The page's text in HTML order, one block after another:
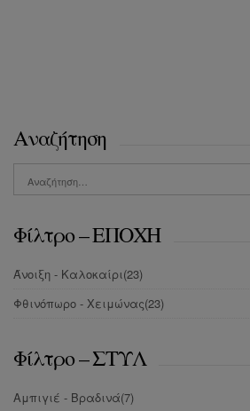
Αναζήτηση
Φίλτρο – ΕΠΟΧΗ
Άνοιξη - Καλοκαίρι(23)
Φθινόπωρο - Χειμώνας(23)
Φίλτρο – ΣΤΥΛ
Αμπιγιέ - Βραδινά(7)